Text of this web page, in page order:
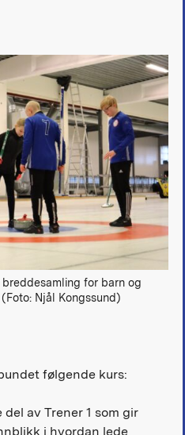
for barn og
Njål Kongssund)
følgende kurs:
del av Trener 1 som gir
i hvordan lede